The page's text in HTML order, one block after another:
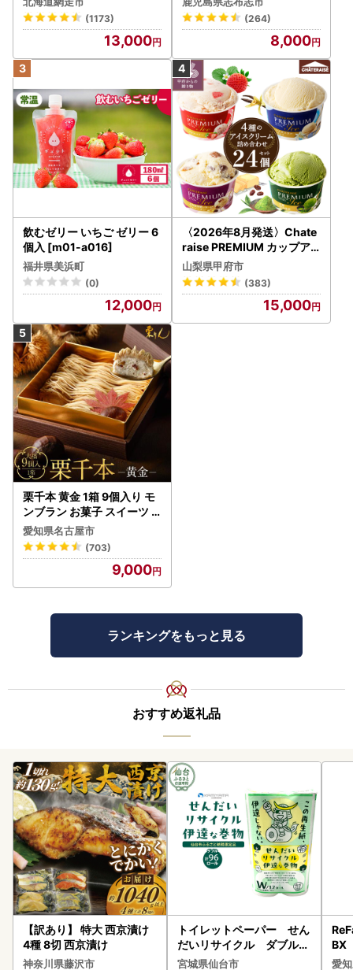
(1173)
13,000
1.8kg(900g×2袋) p8-142
-2w
(264)
8,000
飲むゼリー いちご ゼリー 6
個入 [m01-a016]
福井県美浜町
(0)
12,000
〈2026年8月発送〉Chate
raise PREMIUM カップア
イス 詰合せ 4種 24個 アイ
ス
山梨県甲府市
(383)
15,000
栗千本 黄金 1箱 9個入り モ
ンブラン お菓子 スイーツ
デザート モンブラン 人気
愛知県名古屋市
(703)
9,000
ランキングをもっと見る
おすすめ返礼品
【訳あり】 特大 西京漬け
4種 8切 西京漬け
神奈川県藤沢市
トイレットペーパー せん
だいリサイクル ダブル9
6ロール｜トイレット
宮城県仙台市
BX
ー
愛